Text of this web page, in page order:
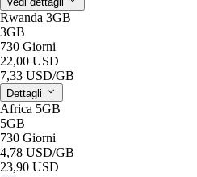
Rwanda 3GB
3GB
730 Giorni
22,00 USD
7,33 USD/GB
Dettagli
Africa 5GB
5GB
730 Giorni
4,78 USD/GB
23,90 USD